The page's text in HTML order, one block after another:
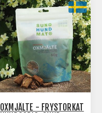
OXMJÄLTE - FRYSTORKAT